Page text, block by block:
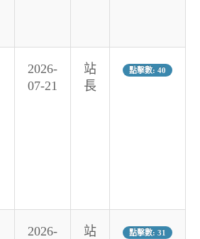
2026-
07-21
站
長
點擊數: 40
2026-
站
點擊數: 31